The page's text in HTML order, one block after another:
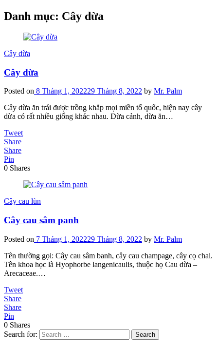
Danh mục: Cây dừa
Cây dừa
Cây dừa
Posted on 8 Tháng 1, 202229 Tháng 8, 2022 by Mr. Palm
Cây dừa ăn trái được trồng khắp mọi miền tổ quốc, hiện nay cây
dừa có rất nhiều giống khác nhau. Dừa cảnh, dừa ăn…
Tweet
Share
Share
Pin
0 Shares
Cây cau lùn
Cây cau sâm panh
Posted on 7 Tháng 1, 202229 Tháng 8, 2022 by Mr. Palm
Tên thường gọi: Cây cau sâm banh, cây cau champage, cây cọ chai.
Tên khoa học là Hyophorbe langenicaulis, thuộc họ Cau dừa –
Arecaceae.…
Tweet
Share
Share
Pin
0 Shares
Search for:
Search